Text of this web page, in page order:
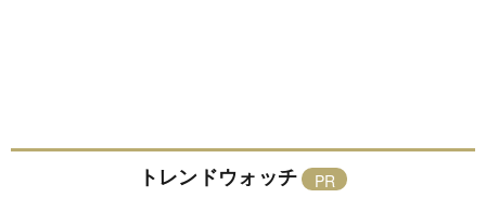
トレンドウォッチ